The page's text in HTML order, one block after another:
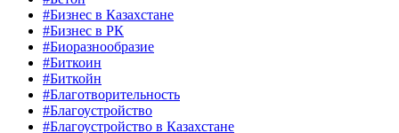
#Бизнес в Казахстане
#Бизнес в РК
#Биоразнообразие
#Биткоин
#Биткойн
#Благотворительность
#Благоустройство
#Благоустройство в Казахстане